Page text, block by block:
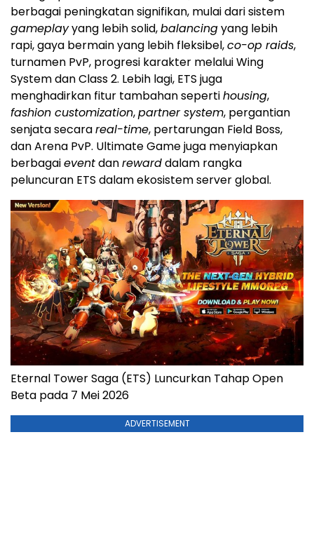
berbagai peningkatan signifikan, mulai dari sistem
gameplayyang lebih solid,balancingyang lebih
rapi, gaya bermain yang lebih fleksibel,co-op raids,
turnamen PvP, progresi karakter melalui Wing
System dan Class 2. Lebih lagi, ETS juga
menghadirkan fitur tambahan sepertihousing,
fashion customization,partner system, pergantian
senjata secarareal-time, pertarungan Field Boss,
dan Arena PvP. Ultimate Game juga menyiapkan
berbagaieventdanrewarddalam rangka
peluncuran ETS dalam ekosistem server global.
Eternal Tower Saga (ETS) Luncurkan Tahap Open
Beta pada 7 Mei 2026
ADVERTISEMENT